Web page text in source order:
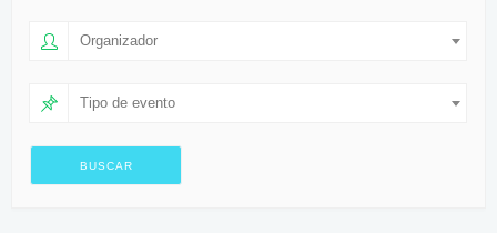
Organizador
Tipo de evento